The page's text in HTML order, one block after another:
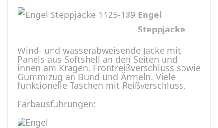
Engel
Steppjacke
Wind- und wasserabweisende Jacke mit
Panels aus Softshell an den Seiten und
innen am Kragen. Frontreißverschluss sowie
Gummizug an Bund und Ärmeln. Viele
funktionelle Taschen mit Reißverschluss.
Farbausführungen: